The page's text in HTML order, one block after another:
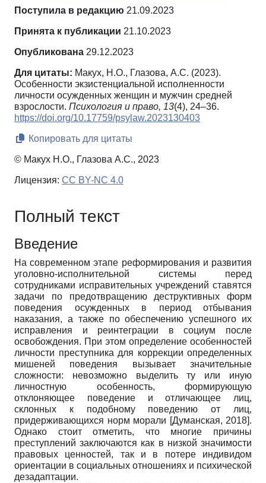
Поступила в редакцию 21.09.2023
Принята к публикации 21.10.2023
Опубликована 29.12.2023
Для цитаты: Макух, Н.О., Глазова, А.С. (2023).
Особенности экзистенциальной исполненности
личности осужденных женщин и мужчин средней
взрослости. Психология и право, 13(4), 24–36.
https://doi.org/10.17759/psylaw.2023130403
Копировать для цитаты
© Макух Н.О., Глазова А.С., 2023
Лицензия: CC BY-NC 4.0
Полный текст
Введение
На современном этапе реформирования и развития
уголовно-исполнительной системы перед
сотрудниками исправительных учреждений ставятся
задачи по предотвращению деструктивных форм
поведения осужденных в период отбывания
наказания, а также по обеспечению успешного их
исправления и реинтеграции в социум после
освобождения. При этом определение особенностей
личности преступника для коррекции определенных
мишеней поведения вызывает значительные
сложности: невозможно выделить ту или иную
личностную особенность, формирующую
отклоняющее поведение и отличающее лиц,
склонных к подобному поведению от лиц,
придерживающихся норм морали [Думанская, 2018].
Однако стоит отметить, что многие причины
преступлений заключаются как в низкой значимости
правовых ценностей, так и в потере индивидом
ориентации в социальных отношениях и психической
дезадаптации.